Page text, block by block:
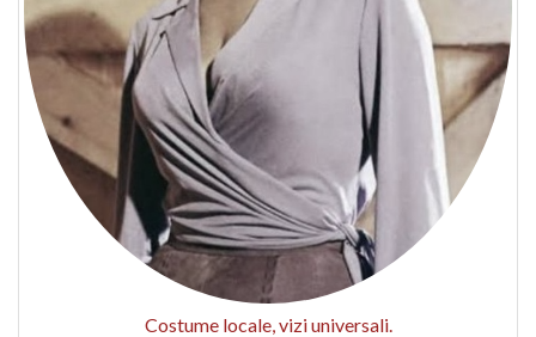
Costume locale, vizi universali.